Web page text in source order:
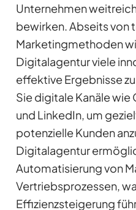
Unternehmen
bewirken. Abseits von
Marketingmethoden
Digitalagentur viele
effektive Ergebnisse
Sie digitale Kanäle
und LinkedIn, um
potenzielle Kunden
Digitalagentur
Automatisierung von
Vertriebsprozessen,
Effizienzsteigerung